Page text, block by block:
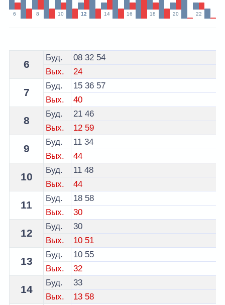
6 8 10 12 14 16 18 20 22
Расписание 167 автобуса Минск - остановка ул.
6
Буд. 08 32 54
Вых.
24
7
Буд. 15 36 57
Вых.
40
8
Буд. 21 46
Вых.
12 59
9
Буд. 11 34
Вых.
44
10
Буд. 11 48
Вых.
44
11
Буд. 18 58
Вых.
30
12
Буд.
30
Вых.
10 51
13
Буд. 10 55
Вых.
32
14
Буд.
33
Вых.
13 58